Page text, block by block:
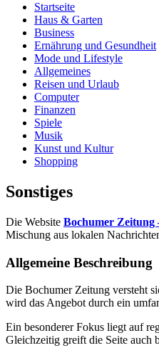
Startseite
Haus & Garten
Business
Ernährung und Gesundheit
Mode und Lifestyle
Allgemeines
Reisen und Urlaub
Computer
Finanzen
Spiele
Musik
Kunst und Kultur
Shopping
Sonstiges
Die Website Bochumer Zeitung
Mischung aus lokalen
Allgemeine Beschreibung
Die Bochumer Zeitung versteht
wird das Angebot durch ein
Ein besonderer Fokus liegt auf
Gleichzeitig greift die Seite auch